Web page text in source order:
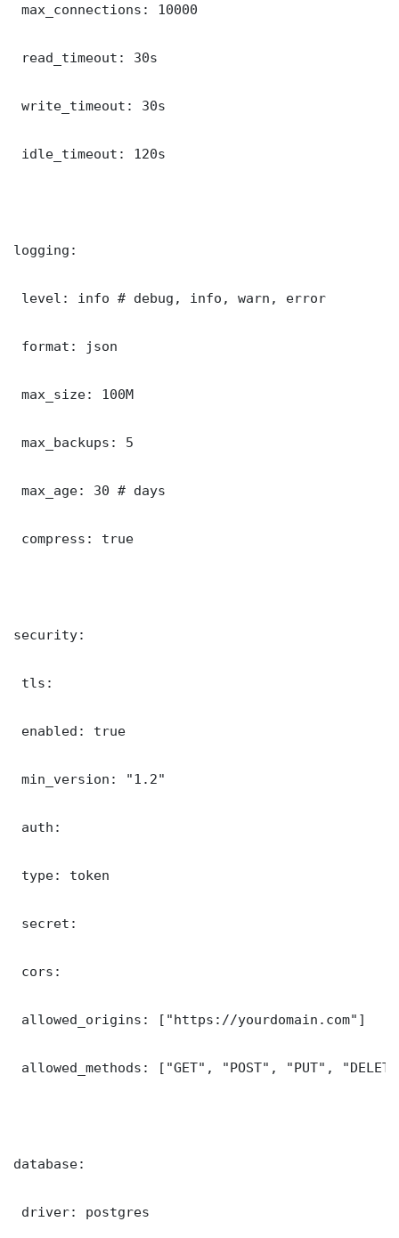
max_connections: 10000
read_timeout: 30s
write_timeout: 30s
idle_timeout: 120s
logging:
level: info # debug, info, warn, error
format: json
max_size: 100M
max_backups: 5
max_age: 30 # days
compress: true
security:
tls:
enabled: true
min_version: "1.2"
auth:
type: token
secret:
cors:
allowed_origins: ["https://yourdomain.com"]
allowed_methods: ["GET", "POST", "PUT",
database:
driver: postgres